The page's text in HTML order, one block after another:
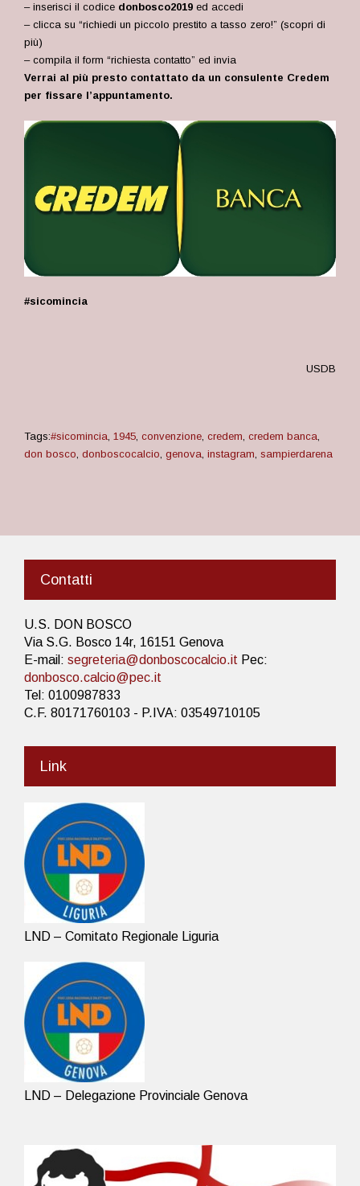
– inserisci il codice donbosco2019 ed accedi
– clicca su “richiedi un piccolo prestito a tasso zero!” (scopri di
più)
– compila il form “richiesta contatto” ed invia
Verrai al più presto contattato da un consulente Credem
per fissare l’appuntamento.
#sicomincia
USDB
Tags:#sicomincia, 1945, convenzione, credem, credem banca,
don bosco, donboscocalcio, genova, instagram, sampierdarena
Contatti
U.S. DON BOSCO
Via S.G. Bosco 14r, 16151 Genova
E-mail: segreteria@donboscocalcio.it Pec:
donbosco.calcio@pec.it
Tel: 0100987833
C.F. 80171760103 - P.IVA: 03549710105
Link
LND – Comitato Regionale Liguria
LND – Delegazione Provinciale Genova